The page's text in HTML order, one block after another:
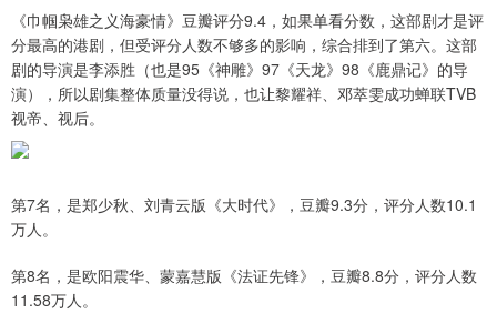
《巾帼枭雄之义海豪情》豆瓣评分9.4，如果单看分数，这部剧才是评
分最高的港剧，但受评分人数不够多的影响，综合排到了第六。这部
剧的导演是李添胜（也是95《神雕》97《天龙》98《鹿鼎记》的导
演），所以剧集整体质量没得说，也让黎耀祥、邓萃雯成功蝉联TVB
视帝、视后。
第7名，是郑少秋、刘青云版《大时代》，豆瓣9.3分，评分人数10.1
万人。
第8名，是欧阳震华、蒙嘉慧版《法证先锋》，豆瓣8.8分，评分人数
11.58万人。